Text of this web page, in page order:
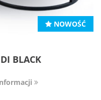
NOWOŚĆ
BLACK